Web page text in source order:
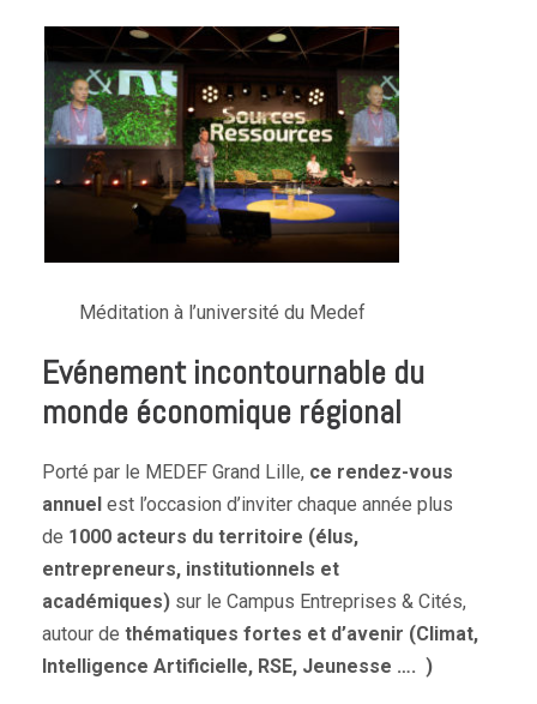
Méditation à l’université du Medef
Evénement incontournable du
monde économique régional
Porté par le MEDEF Grand Lille, ce rendez-vous
annuel est l’occasion d’inviter chaque année plus
de 1000 acteurs du territoire (élus,
entrepreneurs, institutionnels et
académiques) sur le Campus Entreprises & Cités,
autour de thématiques fortes et d’avenir (Climat,
Intelligence Artificielle, RSE, Jeunesse …. )